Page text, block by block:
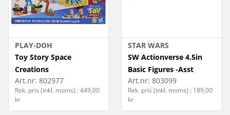
PLAY-DOH
Toy Story Space
Creations
Art.nr: 802977
Rek. pris (inkl. moms) : 449,00
kr
STAR WARS
SW Actionverse 4.5in
Basic Figures -Asst
Art.nr: 803099
Rek. pris (inkl. moms) : 189,00
kr